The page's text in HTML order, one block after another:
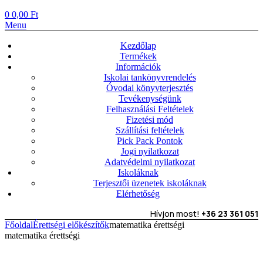
0 0,00 Ft
Menu
Kezdőlap
Termékek
Információk
Iskolai tankönyvrendelés
Óvodai könyvterjesztés
Tevékenységünk
Felhasználási Feltételek
Fizetési mód
Szállítási feltételek
Pick Pack Pontok
Jogi nyilatkozat
Adatvédelmi nyilatkozat
Iskoláknak
Terjesztői üzenetek iskoláknak
Elérhetőség
Hívjon most! +36 23 361 051
FőoldalÉrettségi előkészítőkmatematika érettségi
matematika érettségi